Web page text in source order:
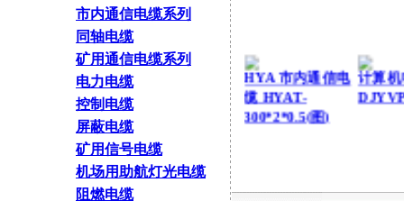
市内通信电缆系列
同轴电缆
矿用通信电缆系列
电力电缆
控制电缆
屏蔽电缆
矿用信号电缆
机场用助航灯光电缆
阻燃电缆
HYA 市内通信电
缆 HYAT-
300*2*0.5(图)
计算